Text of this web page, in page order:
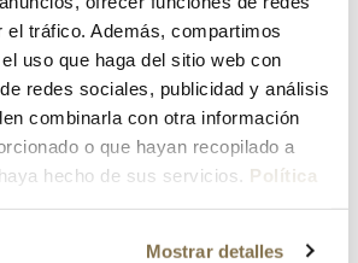
el tráfico. Además, compartimos
uso que haga del sitio web con
redes sociales, publicidad y análisis
combinarla con otra información
o que hayan recopilado a
hecho de sus servicios. Política
Mostrar detalles